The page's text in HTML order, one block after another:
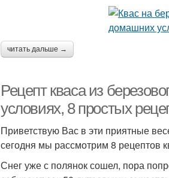
читать дальше →
Рецепт кваса из
условиях, 8 простых
Приветствую Вас в эти приятные
сегодня мы рассмотрим 8 рецептов
Снег уже с полянок сошел, пора